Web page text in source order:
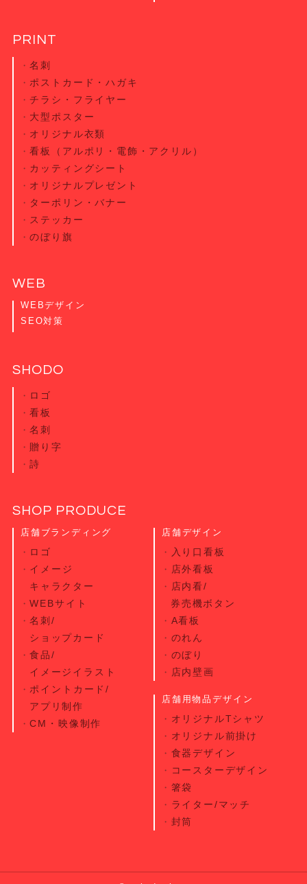
PRINT
名刺
ポストカード・ハガキ
チラシ・ フライヤー
大型ポスター
オリジナル衣類
看板（アルポリ・電飾・アクリル）
カッティングシート
オリジナルプレゼント
ターポリン・バナー
ステッカー
のぼり旗
WEB
WEBデザイン
SEO対策
SHODO
ロゴ
看板
名刺
贈り字
詩
SHOP PRODUCE
店舗ブランディング
ロゴ
イメージ
キャラクター
WEBサイト
名刺/
ショップカード
食品/
イメージイラスト
ポイントカード/
アプリ制作
CM・映像制作
店舗デザイン
入り口看板
店外看板
店内看/
券売機ボタン
A看板
のれん
のぼり
店内壁画
店舗用物品デザイン
オリジナルTシャツ
オリジナル前掛け
食器デザイン
コースターデザイン
箸袋
ライター/マッチ
封筒